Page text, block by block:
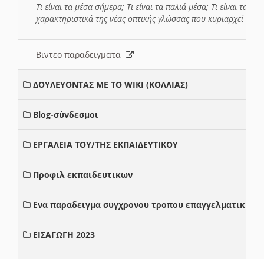
Τι είναι τα μέσα σήμερα; Τι είναι τα παλιά μέσα; Τι είναι τα
χαρακτηριστικά της νέας οπτικής γλώσσας που κυριαρχεί
Βιντεο παραδειγματα
ΔΟΥΛΕΥΟΝΤΑΣ ΜΕ ΤΟ WIKI (ΚΟΛΛΙΑΣ)
Blog-σύνδεσμοι
ΕΡΓΑΛΕΙΑ ΤΟΥ/ΤΗΣ ΕΚΠΑΙΔΕΥΤΙΚΟΥ
Προφιλ εκπαιδευτικων
Ενα παραδειγμα συγχρονου τροπου επαγγελματικης
ΕΙΣΑΓΩΓΗ 2023